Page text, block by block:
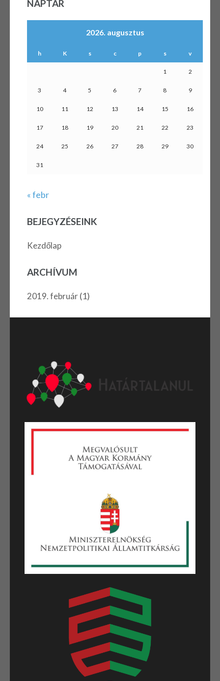
NAPTÁR
2026. augusztus
h K s c p s v
1 2
3 4 5 6 7 8 9
10 11 12 13 14 15 16
17 18 19 20 21 22 23
24 25 26 27 28 29 30
31
« febr
BEJEGYZÉSEINK
Kezdőlap
ARCHÍVUM
2019. február(1)